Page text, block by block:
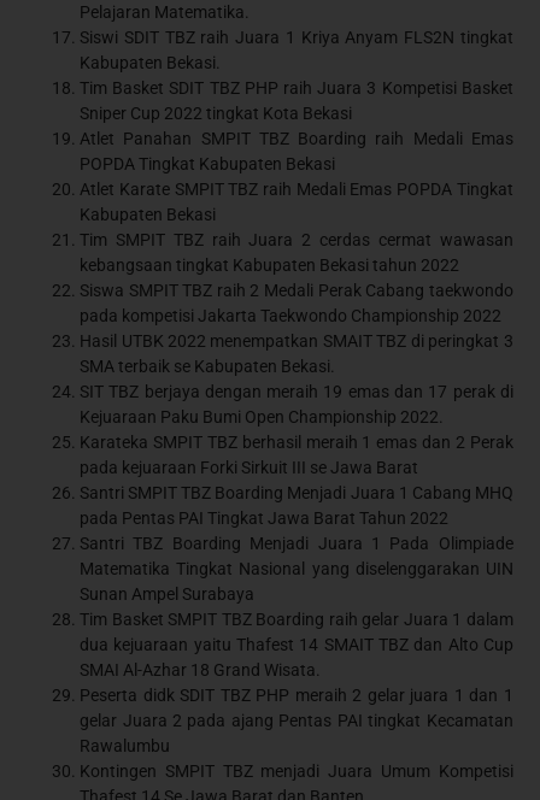
Pelajaran Matematika.
Siswi SDIT TBZ raih Juara 1 Kriya Anyam FLS2N tingkat
Kabupaten Bekasi.
Tim Basket SDIT TBZ PHP raih Juara 3 Kompetisi Basket
Sniper Cup 2022 tingkat Kota Bekasi
Atlet Panahan SMPIT TBZ Boarding raih Medali Emas
POPDA Tingkat Kabupaten Bekasi
Atlet Karate SMPIT TBZ raih Medali Emas POPDA Tingkat
Kabupaten Bekasi
Tim SMPIT TBZ raih Juara 2 cerdas cermat wawasan
kebangsaan tingkat Kabupaten Bekasi tahun 2022
Siswa SMPIT TBZ raih 2 Medali Perak Cabang taekwondo
pada kompetisi Jakarta Taekwondo Championship 2022
Hasil UTBK 2022 menempatkan SMAIT TBZ di peringkat 3
SMA terbaik se Kabupaten Bekasi.
SIT TBZ berjaya dengan meraih 19 emas dan 17 perak di
Kejuaraan Paku Bumi Open Championship 2022.
Karateka SMPIT TBZ berhasil meraih 1 emas dan 2 Perak
pada kejuaraan Forki Sirkuit III se Jawa Barat
Santri SMPIT TBZ Boarding Menjadi Juara 1 Cabang MHQ
pada Pentas PAI Tingkat Jawa Barat Tahun 2022
Santri TBZ Boarding Menjadi Juara 1 Pada Olimpiade
Matematika Tingkat Nasional yang diselenggarakan UIN
Sunan Ampel Surabaya
Tim Basket SMPIT TBZ Boarding raih gelar Juara 1 dalam
dua kejuaraan yaitu Thafest 14 SMAIT TBZ dan Alto Cup
SMAI Al-Azhar 18 Grand Wisata.
Peserta didk SDIT TBZ PHP meraih 2 gelar juara 1 dan 1
gelar Juara 2 pada ajang Pentas PAI tingkat Kecamatan
Rawalumbu
Kontingen SMPIT TBZ menjadi Juara Umum Kompetisi
Thafest 14 Se Jawa Barat dan Banten